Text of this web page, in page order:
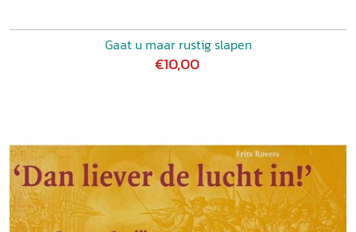
Gaat u maar rustig slapen
€10,00